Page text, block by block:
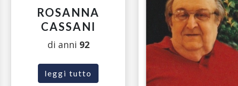
ROSANNA
CASSANI
di anni 92
leggi tutto